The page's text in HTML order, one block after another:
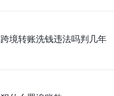
跨境转账洗钱违法吗判几年